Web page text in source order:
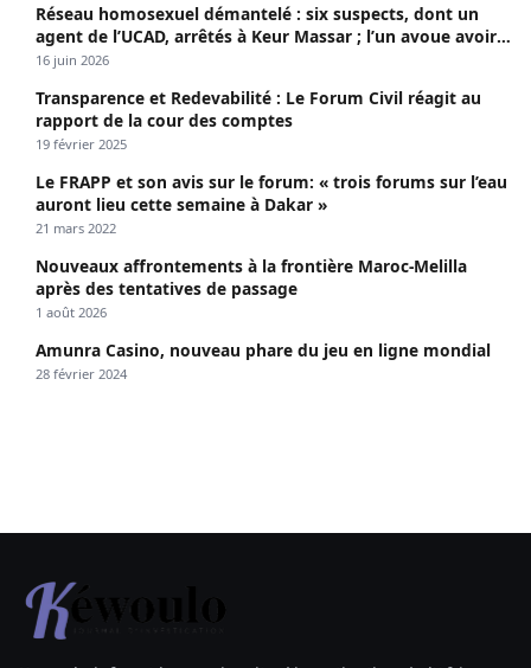
Réseau homosexuel démantelé : six suspects, dont un
agent de l’UCAD, arrêtés à Keur Massar ; l’un avoue avoir
propagé le VIH depuis 2018
16 juin 2026
Transparence et Redevabilité : Le Forum Civil réagit au
rapport de la cour des comptes
19 février 2025
Le FRAPP et son avis sur le forum: « trois forums sur l’eau
auront lieu cette semaine à Dakar »
21 mars 2022
Nouveaux affrontements à la frontière Maroc-Melilla
après des tentatives de passage
1 août 2026
Amunra Casino, nouveau phare du jeu en ligne mondial
28 février 2024